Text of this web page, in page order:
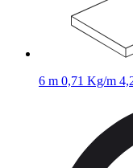
6 m 0,71 Kg/m